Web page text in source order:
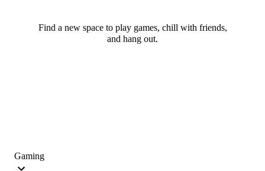
Find a new space to play games, chill with friends,
and hang out.
Gaming